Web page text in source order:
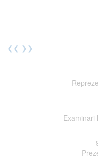
❮❮ ❯❯
Examinari